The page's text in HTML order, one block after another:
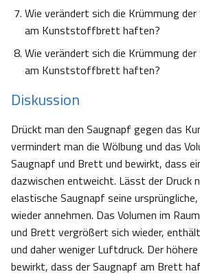
Wie verändert sich die Krümmung
am Kunststoffbrett haften?
Wie verändert sich die Krümmung
am Kunststoffbrett haften?
Diskussion
Drückt man den Saugnapf gegen das
vermindert man die Wölbung und das
Saugnapf und Brett und bewirkt, dass
dazwischen entweicht. Lässt der Druck
elastische Saugnapf seine
wieder annehmen. Das Volumen im
und Brett vergrößert sich wieder,
und daher weniger Luftdruck. Der
bewirkt, dass der Saugnapf am Brett